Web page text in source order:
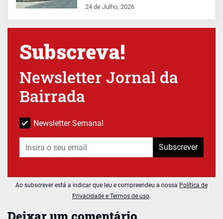
24 de Julho, 2026
Subscreva!
Newsletter Jornal da
Bairrada
Newsletter Semanal
Subscrever
Ao subscrever está a indicar que leu e compreendeu a nossa Política de
Privacidade e Termos de uso.